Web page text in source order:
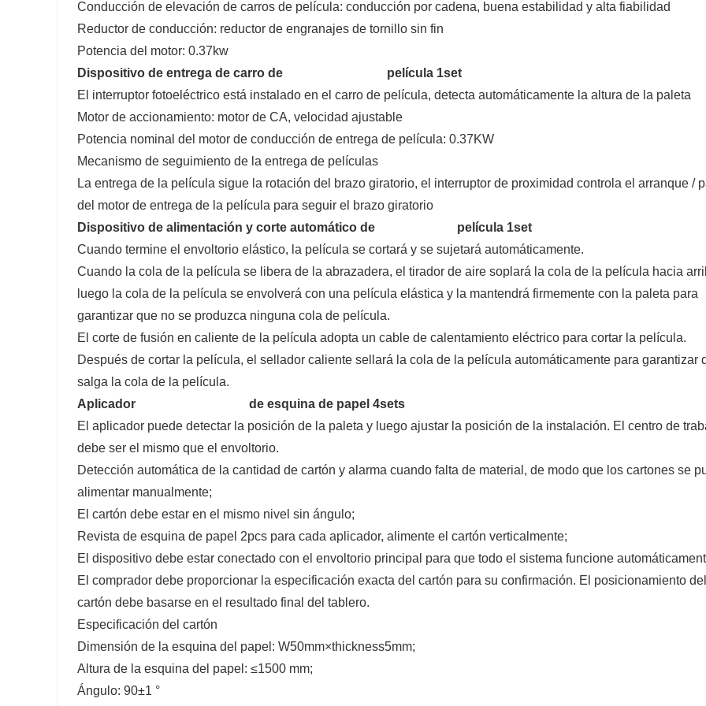
Conducción de elevación de carros de película: conducción por cadena, buena estabilidad y alta fiabilidad
Reductor de conducción: reductor de engranajes de tornillo sin fin
Potencia del motor: 0.37kw
Dispositivo de entrega de carro de película 1set
El interruptor fotoeléctrico está instalado en el carro de película, detecta automáticamente la altura de la paleta
Motor de accionamiento: motor de CA, velocidad ajustable
Potencia nominal del motor de conducción de entrega de película: 0.37KW
Mecanismo de seguimiento de la entrega de películas
La entrega de la película sigue la rotación del brazo giratorio, el interruptor de proximidad controla el arranque /
del motor de entrega de la película para seguir el brazo giratorio
Dispositivo de alimentación y corte automático de
película 1set
Cuando termine el envoltorio elástico, la película se cortará y se sujetará automáticamente.
Cuando la cola de la película se libera de la abrazadera, el tirador de aire soplará la cola de la película hacia
luego la cola de la película se envolverá con una película elástica y la mantendrá firmemente con la paleta para
garantizar que no se produzca ninguna cola de película.
El corte de fusión en caliente de la película adopta un cable de calentamiento eléctrico para cortar la película.
Después de cortar la película, el sellador caliente sellará la cola de la película automáticamente para garantizar
salga la cola de la película.
Aplicador de esquina de papel 4sets
El aplicador puede detectar la posición de la paleta y luego ajustar la posición de la instalación. El centro de
debe ser el mismo que el envoltorio.
Detección automática de la cantidad de cartón y alarma cuando falta de material, de modo que los cartones se
alimentar manualmente;
El cartón debe estar en el mismo nivel sin ángulo;
Revista de esquina de papel 2pcs para cada aplicador, alimente el cartón verticalmente;
El dispositivo debe estar conectado con el envoltorio principal para que todo el sistema funcione
El comprador debe proporcionar la especificación exacta del cartón para su confirmación. El posicionamiento del
cartón debe basarse en el resultado final del tablero.
Especificación del cartón
Dimensión de la esquina del papel: W50mm×thickness5mm;
Altura de la esquina del papel: ≤1500 mm;
Ángulo: 90±1 °